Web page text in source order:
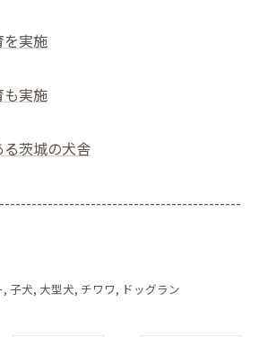
を実施
も実施
茨城の犬舎
子犬 大型犬 チワワ ドッグラン